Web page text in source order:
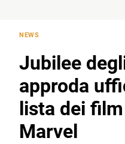
NEWS
Jubilee
approda
lista dei
Marvel